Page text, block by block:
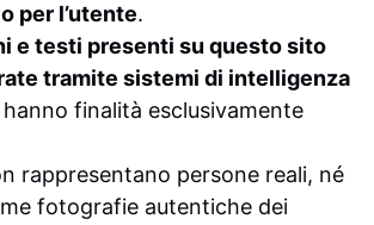
per l’utente.
e testi presenti su questo sito
tramite sistemi di intelligenza
hanno finalità esclusivamente
rappresentano persone reali, né
fotografie autentiche dei